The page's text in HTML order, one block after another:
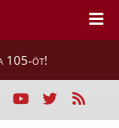
105-öt!